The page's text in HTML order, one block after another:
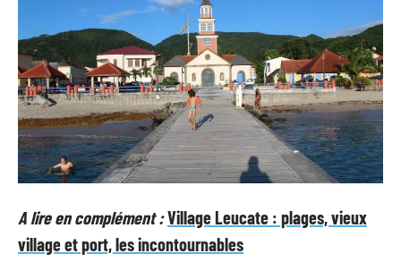
A lire en complément :Village Leucate : plages, vieux
village et port, les incontournables